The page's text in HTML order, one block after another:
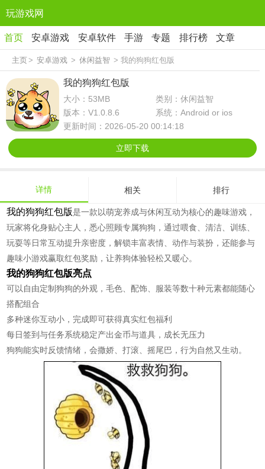
玩游戏网
首页 安卓游戏 安卓软件 手游 专题 排行榜 文章
主页> 安卓游戏 > 休闲益智 > 我的狗狗红包版
我的狗狗红包版
大小：53MB
类别：休闲益智
版本：V1.0.8.6
系统：Android or ios
更新时间：2026-05-20 00:14:18
立即下载
详情 相关 排行
我的狗狗红包版是一款以萌宠养成与休闲互动为核心的趣味游戏，
玩家将化身贴心主人，悉心照顾专属狗狗，通过喂食、清洁、训练、
玩耍等日常互动提升亲密度，解锁丰富表情、动作与装扮，还能参与
趣味小游戏赢取红包奖励，让养狗体验轻松又暖心。
我的狗狗红包版亮点
可以自由定制狗狗的外观，毛色、配饰、服装等数十种元素都能随心
搭配组合
多种迷你互动小，完成即可获得真实红包福利
每日签到与任务系统稳定产出金币与道具，成长无压力
狗狗能实时反馈情绪，会撒娇、打滚、摇尾巴，行为自然又生动。